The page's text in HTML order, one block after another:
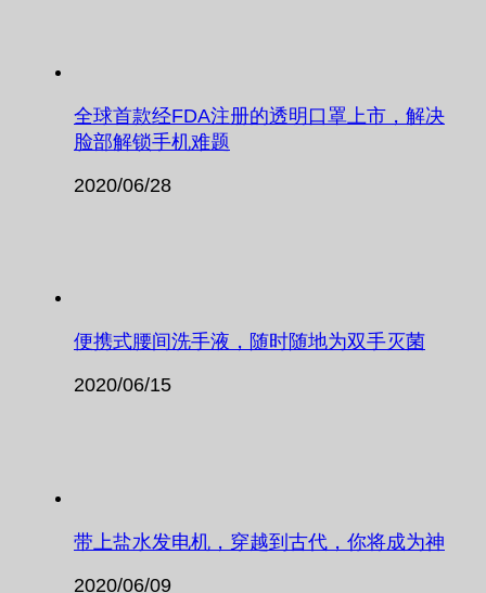
全球首款经FDA注册的透明口罩上市，解决
脸部解锁手机难题
2020/06/28
便携式腰间洗手液，随时随地为双手灭菌
2020/06/15
带上盐水发电机，穿越到古代，你将成为神
2020/06/09